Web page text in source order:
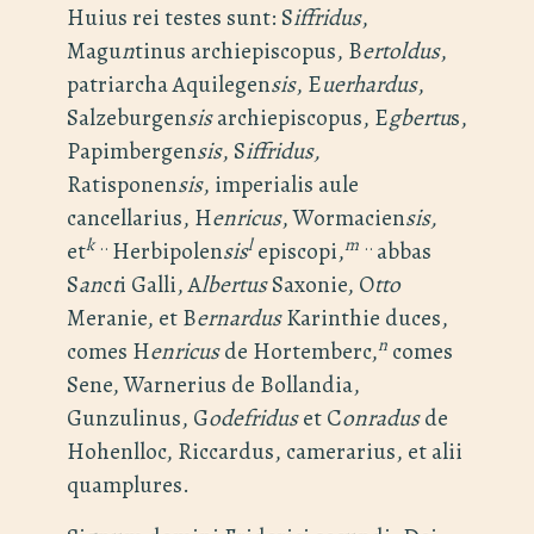
Huius rei testes sunt: Siffridus,
Maguntinus archiepiscopus, Bertoldus,
patriarcha Aquilegensis, Euerhardus,
Salzeburgensisarchiepiscopus, Egbertus,
Papimbergensis, Siffridus,
Ratisponensis, imperialis aule
cancellarius, Henricus, Wormaciensis,
etk .. Herbipolensisl episcopi,m .. abbas
Sancti Galli, AlbertusSaxonie, Otto
Meranie, et BernardusKarinthie duces,
comes Henricusde Hortemberc,n comes
Sene, Warnerius de Bollandia,
Gunzulinus, Godefriduset Conradusde
Hohenlloc, Riccardus, camerarius, et alii
quamplures.